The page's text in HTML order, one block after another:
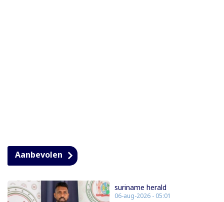
Aanbevolen
suriname herald
06-aug-2026 - 05:01